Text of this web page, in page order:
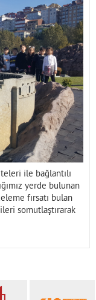
ile bağlantılı
yerde bulunan
fırsatı bulan
somutlaştırarak